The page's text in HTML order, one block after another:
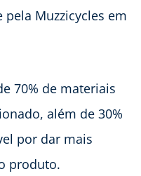
Muzzicycles em
70% de materiais
além de 30%
por dar mais
produto.